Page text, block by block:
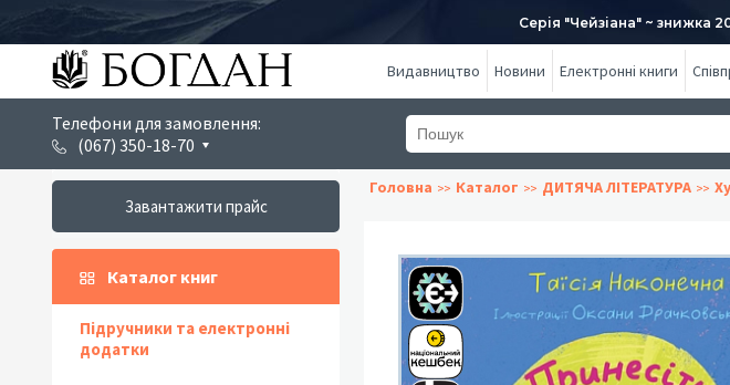
Серія "Чейзіана" ~ знижка
Видавництво Новини Електронні книги
Телефони для замовлення:
(067) 350-18-70
Завантажити прайс
Каталог книг
Підручники та електронні
додатки
Головна Каталог ДИТЯЧА ЛІТЕРАТУРА